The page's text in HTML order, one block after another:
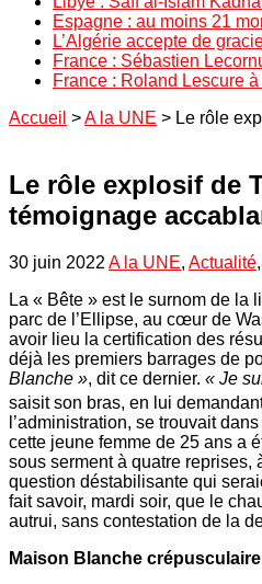
Espagne : au moins 21
L’Algérie accepte de
France : Sébastien
France : Roland Lescure
Accueil >A la UNE > Le rôle
Le rôle explosif de
témoignage
30 juin 2022 A la UNE, Actualité,
La « Bête » est le surnom de la
parc de l’Ellipse, au cœur de
avoir lieu la certification des
déjà les premiers barrages de
Blanche », dit ce dernier. « Je
saisit son bras, en lui
l’administration, se trouvait
cette jeune femme de 25 ans a
sous serment à quatre reprises,
question déstabilisante qui
fait savoir, mardi soir, que le
autrui, sans contestation de la
Maison Blanche crépusculaire